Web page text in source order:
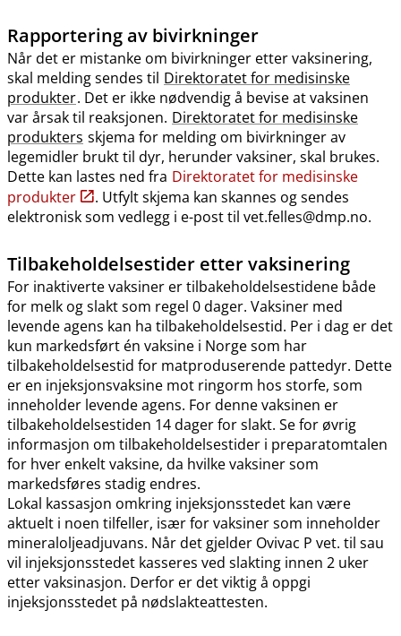
Rapportering av bivirkninger
Når det er mistanke om bivirkninger etter vaksinering,
skal melding sendes til Direktoratet for medisinske
produkter. Det er ikke nødvendig å bevise at vaksinen
var årsak til reaksjonen. Direktoratet for medisinske
produkters skjema for melding om bivirkninger av
legemidler brukt til dyr, herunder vaksiner, skal brukes.
Dette kan lastes ned fra Direktoratet for medisinske
produkter
. Utfylt skjema kan skannes og sendes
elektronisk som vedlegg i e-post til vet.felles@dmp.no.
Tilbakeholdelsestider etter vaksinering
For inaktiverte vaksiner er tilbakeholdelsestidene både
for melk og slakt som regel 0 dager. Vaksiner med
levende agens kan ha tilbakeholdelsestid. Per i dag er det
kun markedsført én vaksine i Norge som har
tilbakeholdelsestid for matproduserende pattedyr. Dette
er en injeksjonsvaksine mot ringorm hos storfe, som
inneholder levende agens. For denne vaksinen er
tilbakeholdelsestiden 14 dager for slakt. Se for øvrig
informasjon om tilbakeholdelsestider i preparatomtalen
for hver enkelt vaksine, da hvilke vaksiner som
markedsføres stadig endres.
Lokal kassasjon omkring injeksjonsstedet kan være
aktuelt i noen tilfeller, især for vaksiner som inneholder
mineraloljeadjuvans. Når det gjelder Ovivac P vet. til sau
vil injeksjonsstedet kasseres ved slakting innen 2 uker
etter vaksinasjon. Derfor er det viktig å oppgi
injeksjonsstedet på nødslakteattesten.